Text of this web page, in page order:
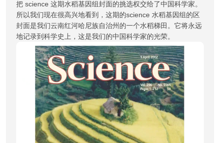
把 science 这期水稻基因组封面的挑选权交给了中国科学家。
所以我们现在很高兴地看到，这期的science 水稻基因组的区
封面是我们云南红河哈尼族自治州的一个水稻梯田。它将永远
地记录到科学史上，这是我们的中国科学家的光荣。